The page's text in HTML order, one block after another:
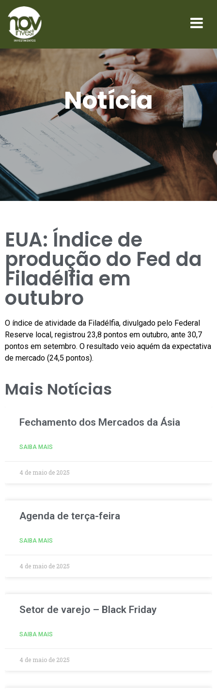
Notícia
EUA: Índice de
produção do Fed da
Filadélfia em
outubro
O índice de atividade da Filadélfia, divulgado pelo Federal
Reserve local, registrou 23,8 pontos em outubro, ante 30,7
pontos em setembro. O resultado veio aquém da expectativa
de mercado (24,5 pontos).
Mais Notícias
Fechamento dos Mercados da Ásia
SAIBA MAIS
4 de maio de 2025
Agenda de terça-feira
SAIBA MAIS
4 de maio de 2025
Setor de varejo – Black Friday
SAIBA MAIS
4 de maio de 2025